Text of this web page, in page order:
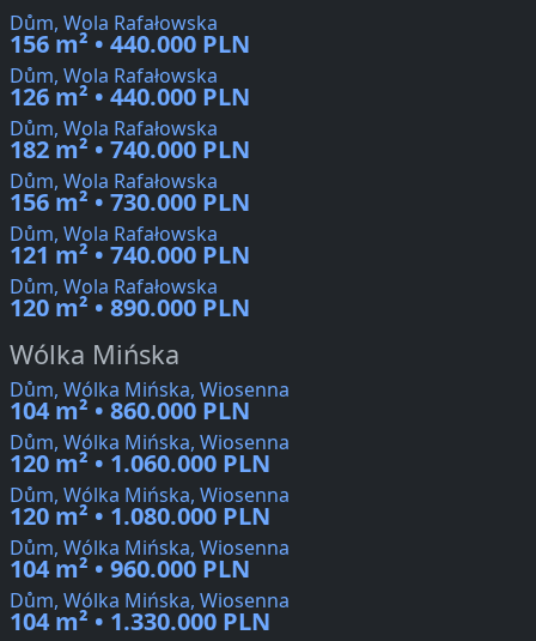
Dům, Wola Rafałowska
156 m² • 440.000 PLN
Dům, Wola Rafałowska
126 m² • 440.000 PLN
Dům, Wola Rafałowska
182 m² • 740.000 PLN
Dům, Wola Rafałowska
156 m² • 730.000 PLN
Dům, Wola Rafałowska
121 m² • 740.000 PLN
Dům, Wola Rafałowska
120 m² • 890.000 PLN
Wólka Mińska
Dům, Wólka Mińska, Wiosenna
104 m² • 860.000 PLN
Dům, Wólka Mińska, Wiosenna
120 m² • 1.060.000 PLN
Dům, Wólka Mińska, Wiosenna
120 m² • 1.080.000 PLN
Dům, Wólka Mińska, Wiosenna
104 m² • 960.000 PLN
Dům, Wólka Mińska, Wiosenna
104 m² • 1.330.000 PLN